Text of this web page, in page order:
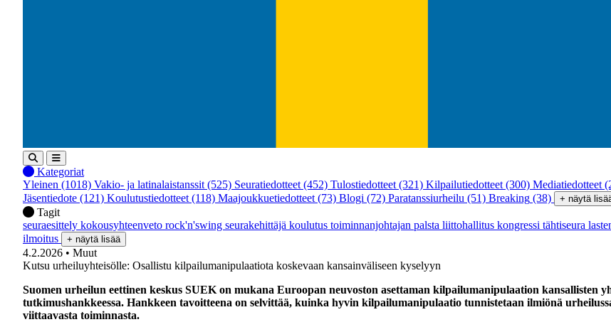
Kategoriat
Yleinen (1018) Vakio- ja latinalaistanssit (525) Seuratiedotteet (452) Tulostiedotteet (321) Kilpailutiedotteet (300) Mediatiedotteet
Jäsentiedote (121) Koulutustiedotteet (118) Maajoukkuetiedotteet (73) Blogi (72) Paratanssiurheilu (51) Breaking (38) + näytä
Tagit
seuraesittely kokousyhteenveto rock'n'swing seurakehittäjä koulutus toiminnanjohtajan palsta liittohallitus kongressi tähtiseura
ilmoitus
+ näytä lisää
4.2.2026 • Muut
Kutsu urheiluyhteisölle: Osallistu kilpailumanipulaatiota koskevaan kansainväliseen kyselyyn
Suomen urheilun eettinen keskus SUEK on mukana Euroopan neuvoston asettaman kilpailumanipulaation kansallisten
tutkimushankkeessa. Hankkeen tavoitteena on selvittää, kuinka hyvin kilpailumanipulaatio tunnistetaan ilmiönä
viittaavasta toiminnasta.